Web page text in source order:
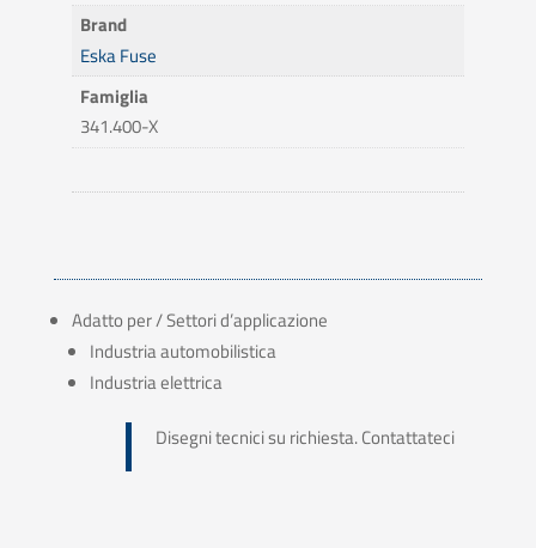
Brand
Eska Fuse
Famiglia
341.400-X
Adatto per / Settori d’applicazione
Industria automobilistica
Industria elettrica
Disegni tecnici su richiesta. Contattateci